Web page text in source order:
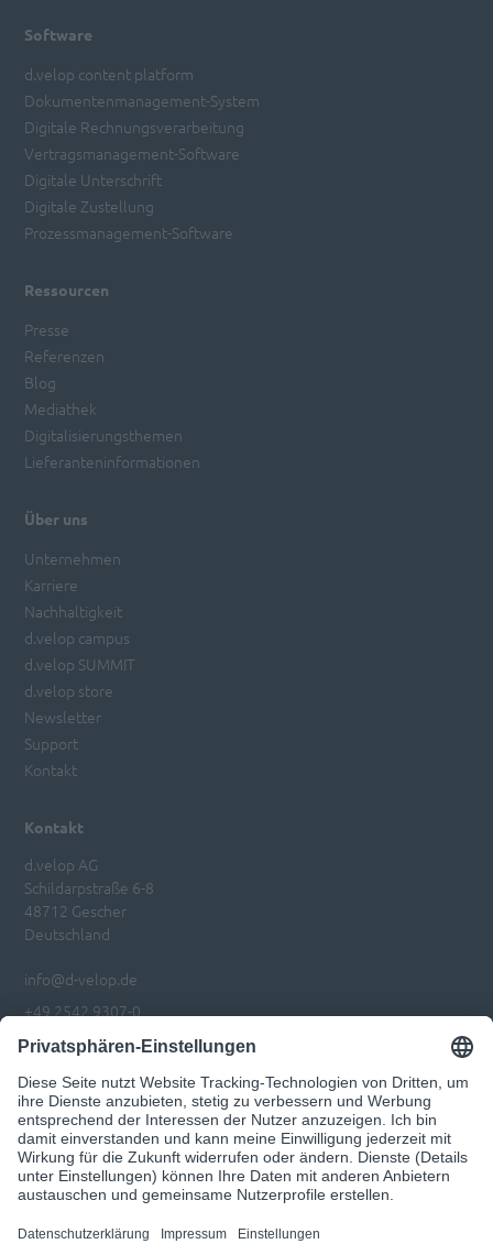
Kontakt
d.velop AG
Schildarpstraße 6-8
48712 Gescher
Deutschland
info@d-velop.de
+49 2542 9307-0
Software
d.velop content platform
Dokumentenmanagement-System
Digitale Rechnungsverarbeitung
Vertragsmanagement-Software
Digitale Unterschrift
Digitale Zustellung
Prozessmanagement-Software
Ressourcen
Presse
Referenzen
Blog
Mediathek
Digitalisierungsthemen
Lieferanteninformationen
Über uns
Unternehmen
Karriere
Nachhaltigkeit
d.velop campus
d.velop SUMMIT
d.velop store
Newsletter
Support
Kontakt
Impressum